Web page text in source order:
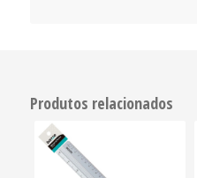
Produtos relacionados